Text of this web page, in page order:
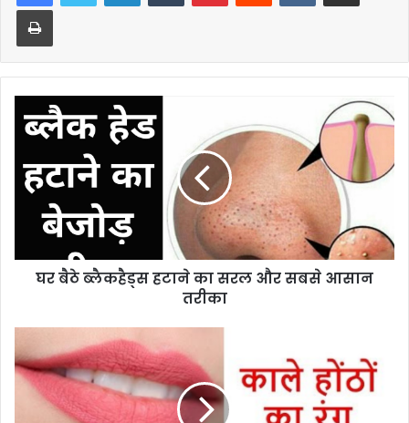
Print
घर बैठे ब्लैकहैड्स हटाने का सरल और सबसे आसान
तरीका